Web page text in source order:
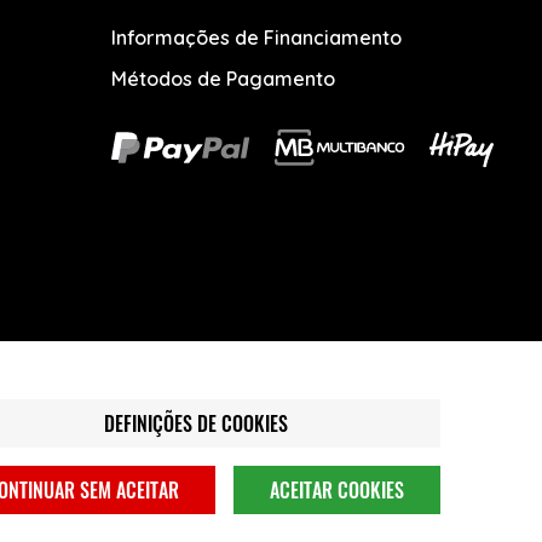
Informações de Financiamento
Métodos de Pagamento
DEFINIÇÕES DE COOKIES
SEM ACEITAR ACEITAR COOKIES